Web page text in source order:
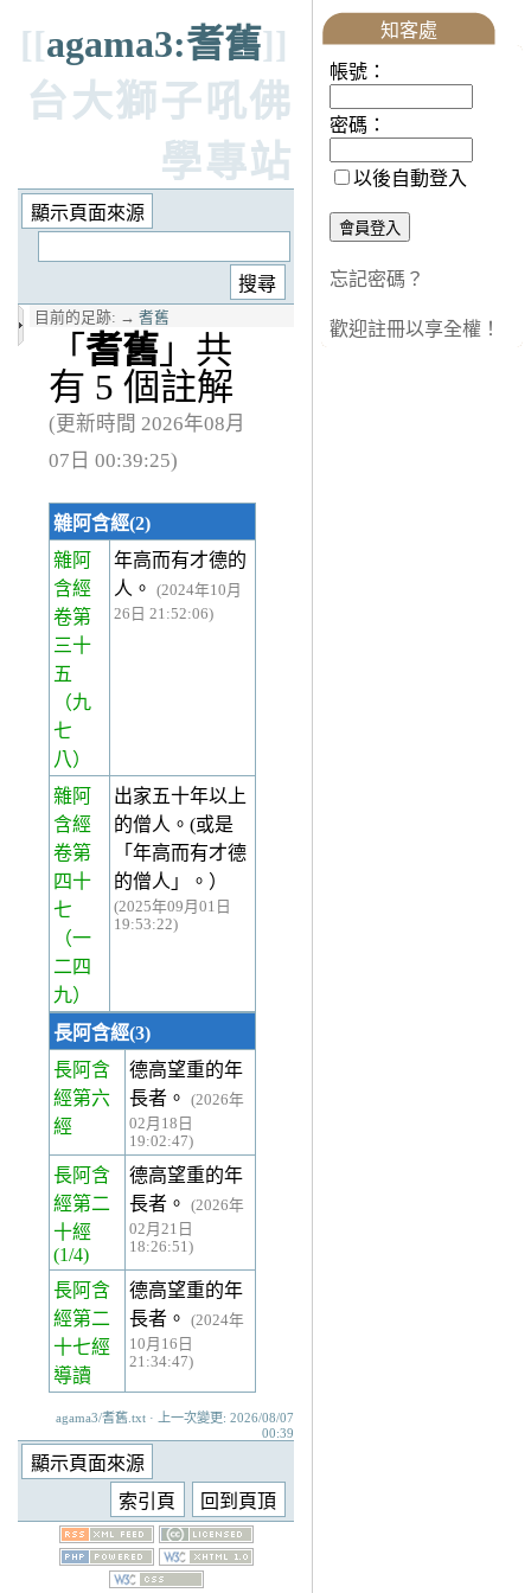
[[agama3:耆舊]]
台大獅子吼佛
學專站
目前的足跡: → 耆舊
「 耆舊 」共
有 5 個註解
(更新時間 2026年08月
07日 00:39:25)
雜阿含經(2)
雜阿
含經
卷第
三十
五
（九
七
八）
年高而有才德的
人。
(2024年10月
26日 21:52:06)
雜阿
含經
卷第
四十
七
（一
二四
九）
出家五十年以上
的僧人。(或是
「年高而有才德
的僧人」。）
(2025年09月01日
19:53:22)
長阿含經(3)
長阿含
經第六
經
德高望重的年
長者。
(2026年
02月18日
19:02:47)
長阿含
經第二
十經
(1/4)
德高望重的年
長者。
(2026年
02月21日
18:26:51)
長阿含
經第二
十七經
導讀
德高望重的年
長者。
(2024年
10月16日
21:34:47)
agama3/耆舊.txt · 上一次變更: 2026/08/07
00:39
知客處
帳號：
密碼：
以後自動登入
忘記密碼？
歡迎註冊以享全權！